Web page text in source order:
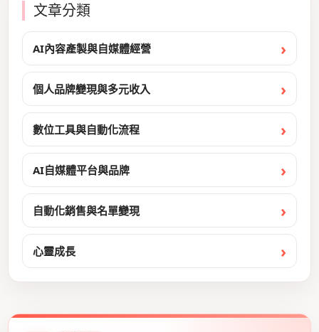
文章分類
AI內容產製與自媒體經營
個人品牌變現與多元收入
數位工具與自動化流程
AI自媒體平台與品牌
自動化銷售與名單變現
心靈成長